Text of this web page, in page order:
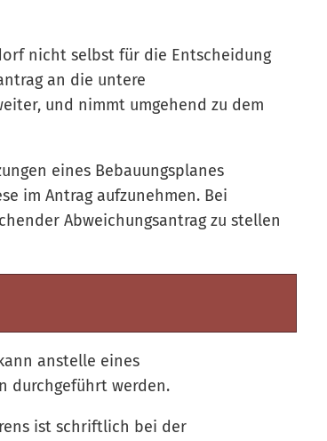
nicht selbst für die Entscheidung
an die untere
und nimmt umgehend zu dem
eines Bebauungsplanes
im Antrag aufzunehmen. Bei
Abweichungsantrag zu stellen
anstelle eines
durchgeführt werden.
ist schriftlich bei der